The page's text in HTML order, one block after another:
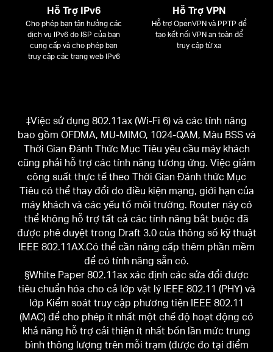
Hỗ Trợ IPv6
Cho phép bạn tận hưởng các
dịch vụ IPv6 do ISP của bạn
cung cấp và cho phép bạn
truy cập các trang web IPv6
Hỗ Trợ VPN
Hỗ trợ OpenVPN và PPTP để
tạo kết nối VPN an toàn để
truy cập từ xa
‡Việc sử dụng 802.11ax (Wi-Fi 6) và các tính năng
bao gồm OFDMA, MU-MIMO, 1024-QAM, Màu BSS và
Thời Gian Đánh Thức Mục Tiêu yêu cầu máy khách
cũng phải hỗ trợ các tính năng tương ứng. Việc giảm
công suất thực tế theo Thời Gian Đánh thức Mục
Tiêu có thể thay đổi do điều kiện mạng, giới hạn của
máy khách và các yếu tố môi trường. Router này có
thể không hỗ trợ tất cả các tính năng bắt buộc đã
được phê duyệt trong Draft 3.0 của thông số kỹ thuật
IEEE 802.11AX.Có thể cần nâng cấp thêm phần mềm
để có tính năng sẵn có.
§White Paper 802.11ax xác định các sửa đổi được
tiêu chuẩn hóa cho cả lớp vật lý IEEE 802.11 (PHY) và
lớp Kiểm soát truy cập phương tiện IEEE 802.11
(MAC) để cho phép ít nhất một chế độ hoạt động có
khả năng hỗ trợ cải thiện ít nhất bốn lần mức trung
bình thông lượng trên mỗi trạm (được đo tại điểm